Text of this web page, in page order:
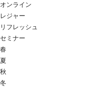
オンライン
レジャー
リフレッシュ
セミナー
春
夏
秋
冬